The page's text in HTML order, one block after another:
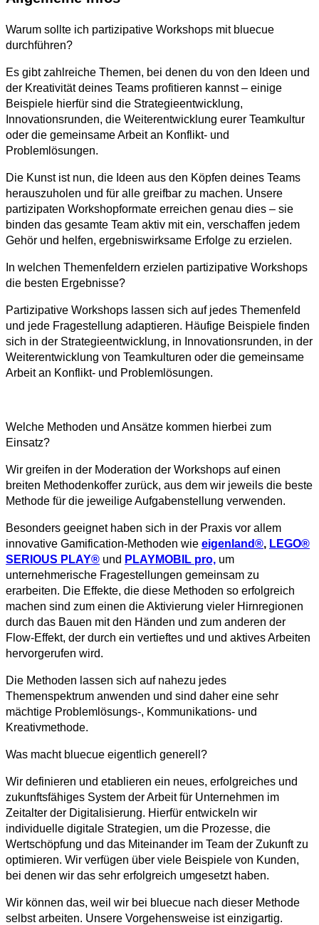
Warum sollte ich partizipative Workshops mit bluecue
durchführen?
Es gibt zahlreiche Themen, bei denen du von den Ideen und
der Kreativität deines Teams profitieren kannst – einige
Beispiele hierfür sind die Strategieentwicklung,
Innovationsrunden, die Weiterentwicklung eurer Teamkultur
oder die gemeinsame Arbeit an Konflikt- und
Problemlösungen.
Die Kunst ist nun, die Ideen aus den Köpfen deines Teams
herauszuholen und für alle greifbar zu machen. Unsere
partizipaten Workshopformate erreichen genau dies – sie
binden das gesamte Team aktiv mit ein, verschaffen jedem
Gehör und helfen, ergebniswirksame Erfolge zu erzielen.
In welchen Themenfeldern erzielen partizipative Workshops
die besten Ergebnisse?
Partizipative Workshops lassen sich auf jedes Themenfeld
und jede Fragestellung adaptieren. Häufige Beispiele finden
sich in der Strategieentwicklung, in Innovationsrunden, in der
Weiterentwicklung von Teamkulturen oder die gemeinsame
Arbeit an Konflikt- und Problemlösungen.
Welche Methoden und Ansätze kommen hierbei zum
Einsatz?
Wir greifen in der Moderation der Workshops auf einen
breiten Methodenkoffer zurück, aus dem wir jeweils die beste
Methode für die jeweilige Aufgabenstellung verwenden.
Besonders geeignet haben sich in der Praxis vor allem
innovative Gamification-Methoden wie eigenland®, LEGO®
SERIOUS PLAY® und PLAYMOBIL pro, um
unternehmerische Fragestellungen gemeinsam zu
erarbeiten. Die Effekte, die diese Methoden so erfolgreich
machen sind zum einen die Aktivierung vieler Hirnregionen
durch das Bauen mit den Händen und zum anderen der
Flow-Effekt, der durch ein vertieftes und und aktives Arbeiten
hervorgerufen wird.
Die Methoden lassen sich auf nahezu jedes
Themenspektrum anwenden und sind daher eine sehr
mächtige Problemlösungs-, Kommunikations- und
Kreativmethode.
Was macht bluecue eigentlich generell?
Wir definieren und etablieren ein neues, erfolgreiches und
zukunftsfähiges System der Arbeit für Unternehmen im
Zeitalter der Digitalisierung. Hierfür entwickeln wir
individuelle digitale Strategien, um die Prozesse, die
Wertschöpfung und das Miteinander im Team der Zukunft zu
optimieren. Wir verfügen über viele Beispiele von Kunden,
bei denen wir das sehr erfolgreich umgesetzt haben.
Wir können das, weil wir bei bluecue nach dieser Methode
selbst arbeiten. Unsere Vorgehensweise ist einzigartig.